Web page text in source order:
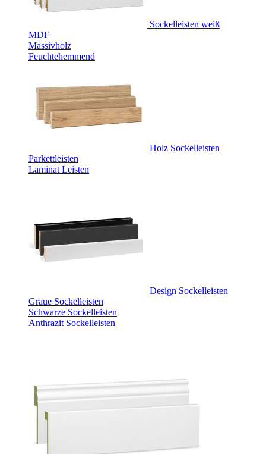
Sockelleisten weiß
MDF
Massivholz
Feuchtehemmend
Holz Sockelleisten
Parkettleisten
Laminat Leisten
Design Sockelleisten
Graue Sockelleisten
Schwarze Sockelleisten
Anthrazit Sockelleisten